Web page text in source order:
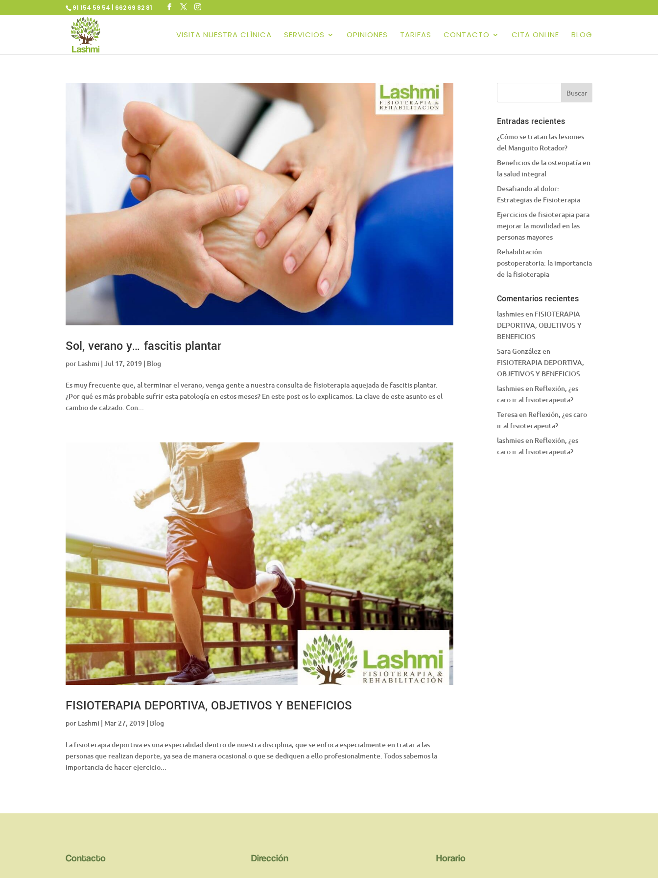
91 154 59 54 | 662 69 82 81
VISITA NUESTRA CLÍNICA SERVICIOS OPINIONES TARIFAS CONTACTO CITA ONLINE BLOG
Sol, verano y… fascitis plantar
por Lashmi | Jul 17, 2019 | Blog
Es muy frecuente que, al terminar el verano, venga gente a nuestra consulta de fisioterapia aquejada de fascitis plantar.
¿Por qué es más probable sufrir esta patología en estos meses? En este post os lo explicamos. La clave de este asunto es el
cambio de calzado. Con...
FISIOTERAPIA DEPORTIVA, OBJETIVOS Y BENEFICIOS
por Lashmi | Mar 27, 2019 | Blog
La fisioterapia deportiva es una especialidad dentro de nuestra disciplina, que se enfoca especialmente en tratar a las
personas que realizan deporte, ya sea de manera ocasional o que se dediquen a ello profesionalmente. Todos sabemos la
importancia de hacer ejercicio...
Entradas recientes
¿Cómo se tratan las lesiones
del Manguito Rotador?
Beneficios de la osteopatía en
la salud integral
Desafiando al dolor:
Estrategias de Fisioterapia
Ejercicios de fisioterapia para
mejorar la movilidad en las
personas mayores
Rehabilitación
postoperatoria: la importancia
de la fisioterapia
Comentarios recientes
lashmiesen FISIOTERAPIA
DEPORTIVA, OBJETIVOS Y
BENEFICIOS
Sara Gonzálezen
FISIOTERAPIA DEPORTIVA,
OBJETIVOS Y BENEFICIOS
lashmiesen Reflexión, ¿es
caro ir al fisioterapeuta?
Teresaen Reflexión, ¿es caro
ir al fisioterapeuta?
lashmiesen Reflexión, ¿es
caro ir al fisioterapeuta?
Contacto Dirección Horario